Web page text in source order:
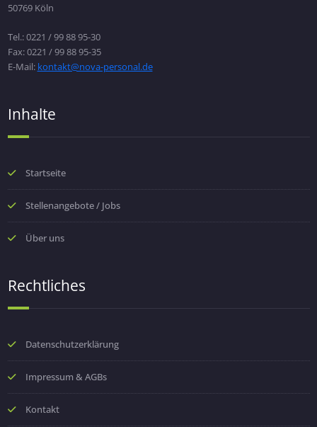
50769 Köln
Tel.: 0221 / 99 88 95-30
Fax: 0221 / 99 88 95-35
E-Mail: kontakt@nova-personal.de
Inhalte
Startseite
Stellenangebote / Jobs
Über uns
Rechtliches
Datenschutzerklärung
Impressum & AGBs
Kontakt